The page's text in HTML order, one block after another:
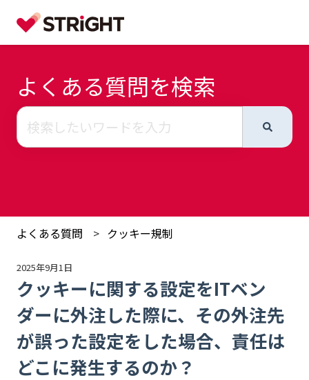
よくある質問を検索
よくある質問 クッキー規制
2025年9月1日
クッキーに関する設定をITベン
ダーに外注した際に、その外注先
が誤った設定をした場合、責任は
どこに発生するのか？